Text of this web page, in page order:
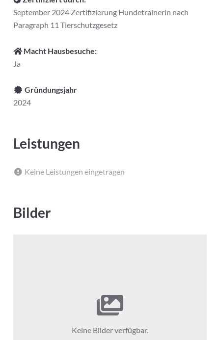
September 2024 Zertifizierung Hundetrainerin nach
Paragraph 11 Tierschutzgesetz
Macht Hausbesuche:
Ja
Gründungsjahr
2024
Leistungen
Keine Leistungen eingetragen
Bilder
Keine Bilder verfügbar.